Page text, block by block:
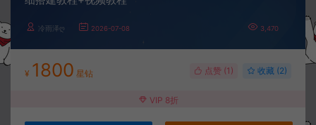
冷雨泽ღ 2026-07-08 3,470
¥ 1800 星钻 点赞 (1 ) 收藏 (2)
VIP 8折